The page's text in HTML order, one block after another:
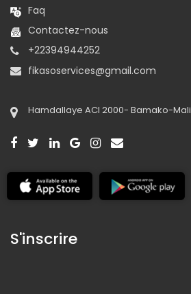
Faq
Contactez-nous
+22394944252
fikasoservices@gmail.com
Hamdallaye ACI 2000- Bamako-Mali
S'inscrire